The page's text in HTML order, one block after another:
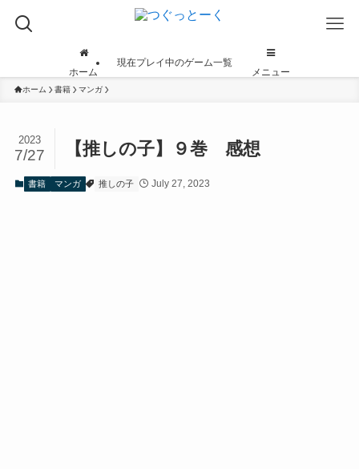
ホーム
現在プレイ中のゲーム一覧
メニュー
ホーム 書籍 マンガ
【推しの子】９巻 感想
2023
7/27
書籍 マンガ 推しの子 July 27, 2023